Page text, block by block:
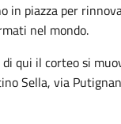
in piazza per
nel mondo.
qui il corteo si
Sella, via